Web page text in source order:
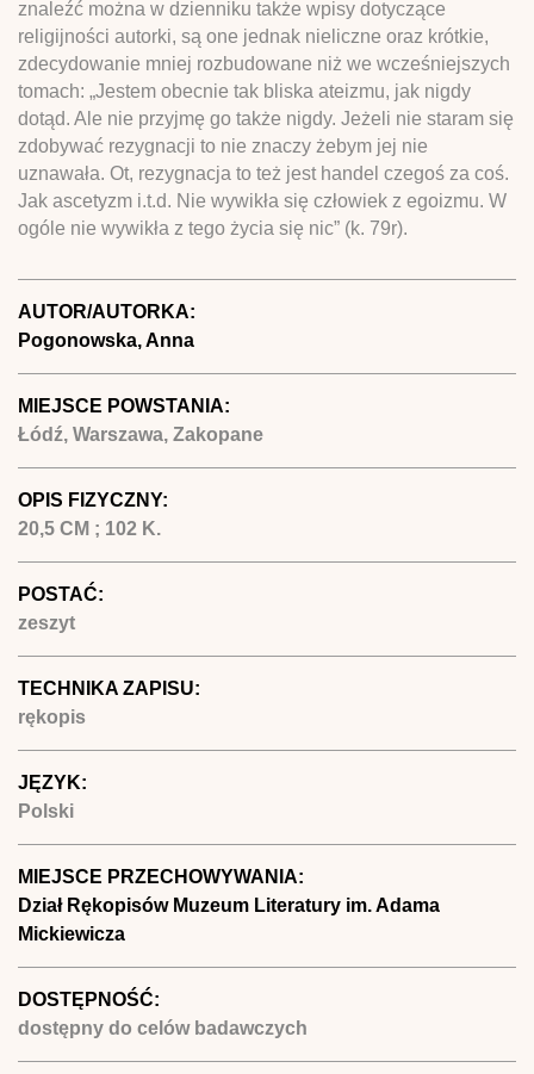
znaleźć można w dzienniku także wpisy dotyczące
religijności autorki, są one jednak nieliczne oraz krótkie,
zdecydowanie mniej rozbudowane niż we wcześniejszych
tomach: „Jestem obecnie tak bliska ateizmu, jak nigdy
dotąd. Ale nie przyjmę go także nigdy. Jeżeli nie staram się
zdobywać rezygnacji to nie znaczy żebym jej nie
uznawała. Ot, rezygnacja to też jest handel czegoś za coś.
Jak ascetyzm i.t.d. Nie wywikła się człowiek z egoizmu. W
ogóle nie wywikła z tego życia się nic” (k. 79r).
AUTOR/AUTORKA:
Pogonowska, Anna
MIEJSCE POWSTANIA:
Łódź, Warszawa, Zakopane
OPIS FIZYCZNY:
20,5 CM ; 102 K.
POSTAĆ:
zeszyt
TECHNIKA ZAPISU:
rękopis
JĘZYK:
Polski
MIEJSCE PRZECHOWYWANIA:
Dział Rękopisów Muzeum Literatury im. Adama
Mickiewicza
DOSTĘPNOŚĆ:
dostępny do celów badawczych